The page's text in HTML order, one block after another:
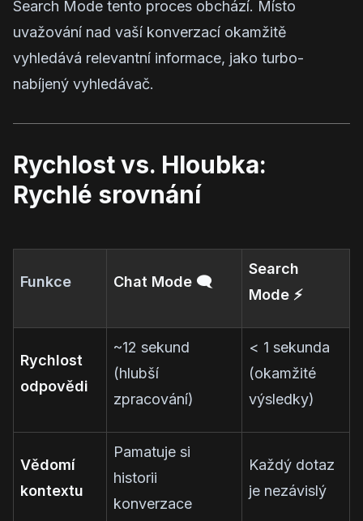
Search Mode tento proces obchází. Místo
uvažování nad vaší konverzací okamžitě
vyhledává relevantní informace, jako turbo-
nabíjený vyhledávač.
Rychlost vs. Hloubka:
Rychlé srovnání
Funkce Chat Mode 🗨️
Search
Mode ⚡
Rychlost
odpovědi
~12 sekund
(hlubší
zpracování)
< 1 sekunda
(okamžité
výsledky)
Vědomí
kontextu
Pamatuje si
historii
konverzace
Každý dotaz
je nezávislý